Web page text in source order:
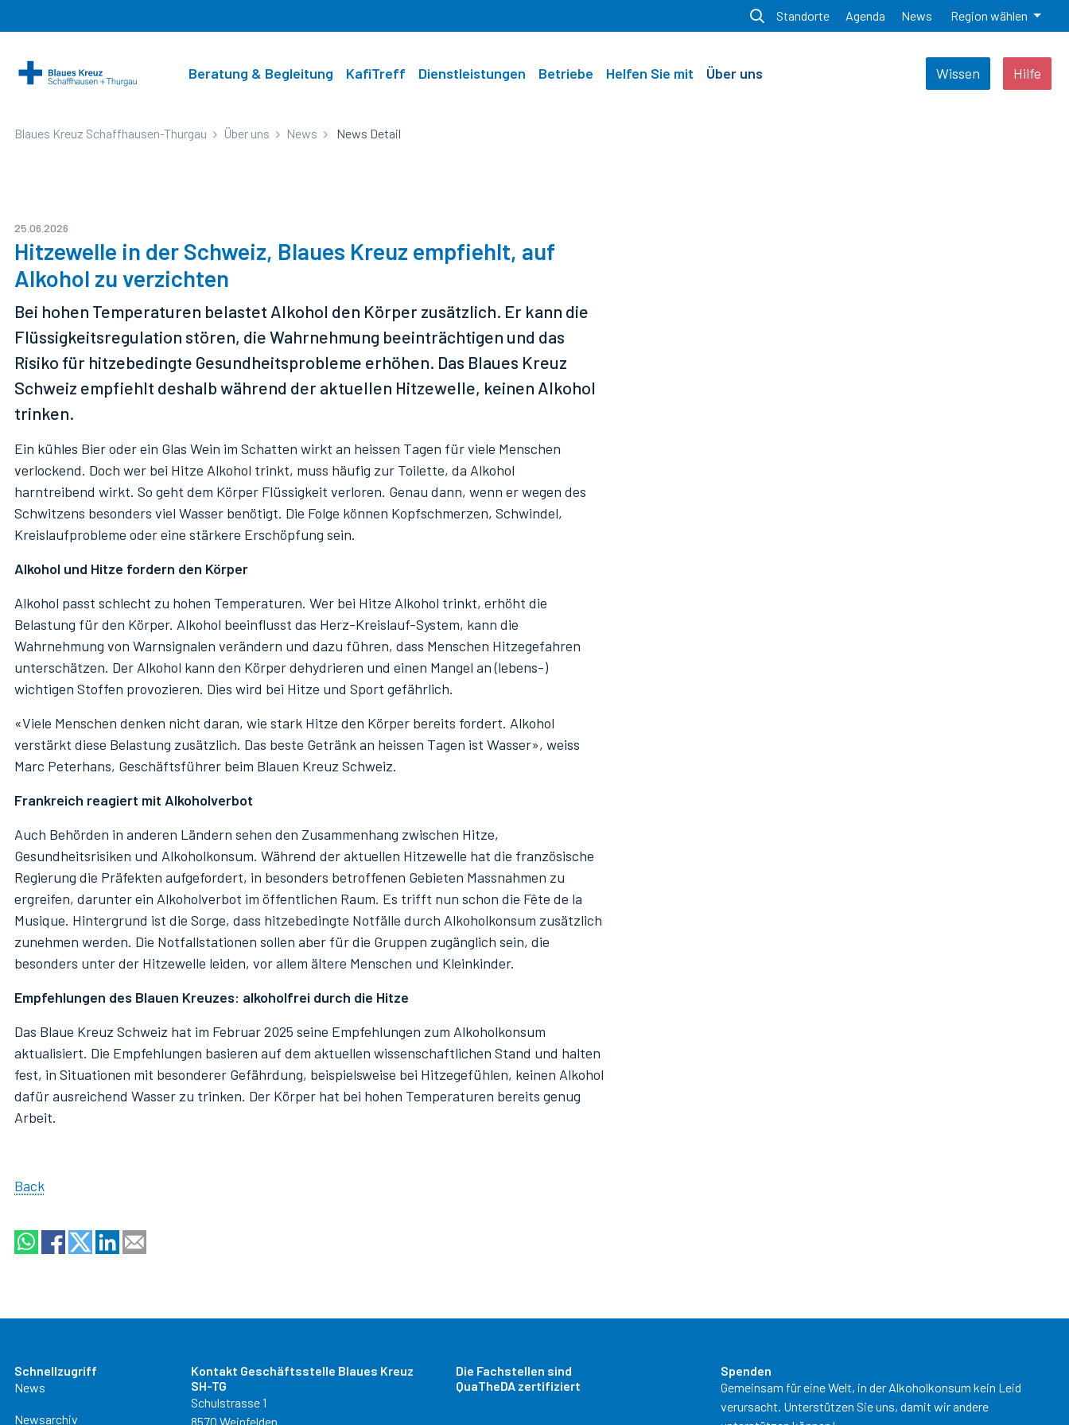
Standorte Agenda News Region wählen
Beratung & Begleitung
Beratung & Begleitung
Ambulanter Alkoholentzug
Gruppenangebote
Walk-In Beratung
KafiTreff Dienstleistungen
Dienstleistungen
Betriebe
Betriebe
Gruppenhaus Sent
Helfen Sie mit
Helfen Sie mit
Legate
Freiwilligenarbeit
Gebetsgruppe
Über uns
Über uns
Agenda
Leitbild
Team
Verein Blaues Kreuz SH-TG
Offene Stellen / Zivildienst / Praktikum
Wissen Hilfe
Blaues Kreuz Schaffhausen-Thurgau Über uns News News Detail
25.06.2026
Hitzewelle in der Schweiz, Blaues Kreuz empfiehlt, auf
Alkohol zu verzichten
Bei hohen Temperaturen belastet Alkohol den Körper zusätzlich. Er kann die
Flüssigkeitsregulation stören, die Wahrnehmung beeinträchtigen und das
Risiko für hitzebedingte Gesundheitsprobleme erhöhen. Das Blaues Kreuz
Schweiz empfiehlt deshalb während der aktuellen Hitzewelle, keinen Alkohol
trinken.
Ein kühles Bier oder ein Glas Wein im Schatten wirkt an heissen Tagen für viele Menschen
verlockend. Doch wer bei Hitze Alkohol trinkt, muss häufig zur Toilette, da Alkohol
harntreibend wirkt. So geht dem Körper Flüssigkeit verloren. Genau dann, wenn er wegen des
Schwitzens besonders viel Wasser benötigt. Die Folge können Kopfschmerzen, Schwindel,
Kreislaufprobleme oder eine stärkere Erschöpfung sein.
Alkohol und Hitze fordern den Körper
Alkohol passt schlecht zu hohen Temperaturen. Wer bei Hitze Alkohol trinkt, erhöht die
Belastung für den Körper. Alkohol beeinflusst das Herz-Kreislauf-System, kann die
Wahrnehmung von Warnsignalen verändern und dazu führen, dass Menschen Hitzegefahren
unterschätzen. Der Alkohol kann den Körper dehydrieren und einen Mangel an (lebens-)
wichtigen Stoffen provozieren. Dies wird bei Hitze und Sport gefährlich.
«Viele Menschen denken nicht daran, wie stark Hitze den Körper bereits fordert. Alkohol
verstärkt diese Belastung zusätzlich. Das beste Getränk an heissen Tagen ist Wasser», weiss
Marc Peterhans, Geschäftsführer beim Blauen Kreuz Schweiz.
Frankreich reagiert mit Alkoholverbot
Auch Behörden in anderen Ländern sehen den Zusammenhang zwischen Hitze,
Gesundheitsrisiken und Alkoholkonsum. Während der aktuellen Hitzewelle hat die französische
Regierung die Präfekten aufgefordert, in besonders betroffenen Gebieten Massnahmen zu
ergreifen, darunter ein Alkoholverbot im öffentlichen Raum. Es trifft nun schon die Fête de la
Musique. Hintergrund ist die Sorge, dass hitzebedingte Notfälle durch Alkoholkonsum zusätzlich
zunehmen werden. Die Notfallstationen sollen aber für die Gruppen zugänglich sein, die
besonders unter der Hitzewelle leiden, vor allem ältere Menschen und Kleinkinder.
Empfehlungen des Blauen Kreuzes: alkoholfrei durch die Hitze
Das Blaue Kreuz Schweiz hat im Februar 2025 seine Empfehlungen zum Alkoholkonsum
aktualisiert. Die Empfehlungen basieren auf dem aktuellen wissenschaftlichen Stand und halten
fest, in Situationen mit besonderer Gefährdung, beispielsweise bei Hitzegefühlen, keinen Alkohol
dafür ausreichend Wasser zu trinken. Der Körper hat bei hohen Temperaturen bereits genug
Arbeit.
Back
Schnellzugriff
News
Newsarchiv
Kontakt Geschäftsstelle Blaues Kreuz
SH-TG
Schulstrasse 1
8570 Weinfelden
Die Fachstellen sind
QuaTheDA zertifiziert
Spenden
Gemeinsam für eine Welt, in der Alkoholkonsum kein Leid
verursacht. Unterstützen Sie uns, damit wir andere